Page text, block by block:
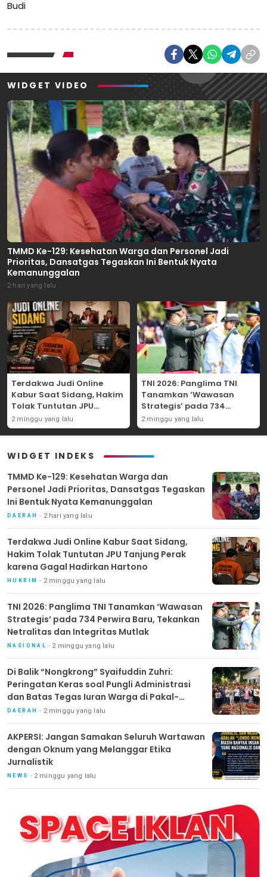
Budi
WIDGET VIDEO
TMMD Ke-129: Kesehatan Warga dan Personel Jadi
Prioritas, Dansatgas Tegaskan Ini Bentuk Nyata
Kemanunggalan
2 hari yang lalu
Terdakwa Judi Online
Kabur Saat Sidang, Hakim
Tolak Tuntutan JPU
Tanjung Perak karena
Gagal Hadirkan Hartono
2 minggu yang lalu
TNI 2026: Panglima TNI
Tanamkan ‘Wawasan
Strategis’ pada 734
Perwira Baru, Tekankan
Netralitas dan Integritas
2 minggu yang lalu
WIDGET INDEKS
TMMD Ke-129: Kesehatan Warga dan
Personel Jadi Prioritas, Dansatgas Tegaskan
Ini Bentuk Nyata Kemanunggalan
DAERAH 2 hari yang lalu
Terdakwa Judi Online Kabur Saat Sidang,
Hakim Tolak Tuntutan JPU Tanjung Perak
karena Gagal Hadirkan Hartono
HUKRIM 2 minggu yang lalu
TNI 2026: Panglima TNI Tanamkan ‘Wawasan
Strategis’ pada 734 Perwira Baru, Tekankan
Netralitas dan Integritas Mutlak
NASIONAL 2 minggu yang lalu
Di Balik “Nongkrong” Syaifuddin Zuhri:
Peringatan Keras soal Pungli Administrasi
dan Batas Tegas Iuran Warga di Pakal-
Benowo
DAERAH 2 minggu yang lalu
AKPERSI: Jangan Samakan Seluruh Wartawan
dengan Oknum yang Melanggar Etika
Jurnalistik
NEWS 2 minggu yang lalu